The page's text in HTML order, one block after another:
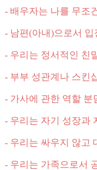
- 배우자는 나를 무조
- 남편(아내)으로서
- 우리는 정서적인 친
- 부부 성관계나 스킨
- 가사에 관한 역할 분
- 우리는 자기 성장과
- 우리는 싸우지 않고
- 우리는 가족으로서